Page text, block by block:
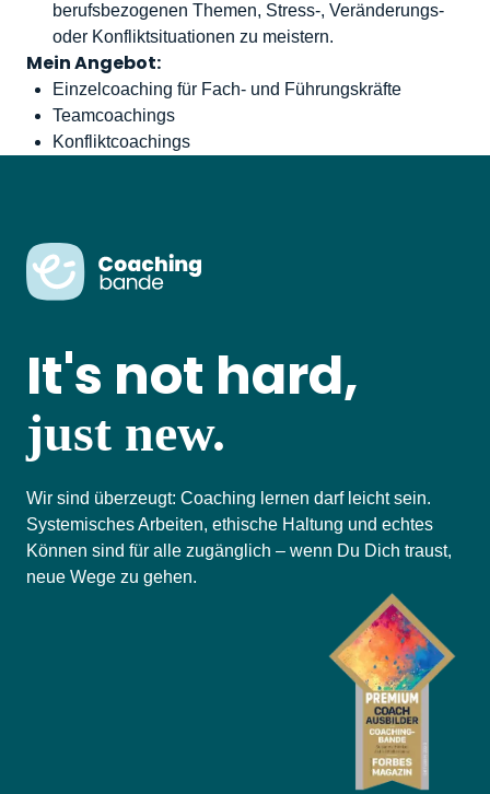
berufsbezogenen Themen, Stress-, Veränderungs-
oder Konfliktsituationen zu meistern.
Mein Angebot:
Einzelcoaching für Fach- und Führungskräfte
Teamcoachings
Konfliktcoachings
It's not hard,
just new.
Wir sind überzeugt: Coaching lernen darf leicht sein.
Systemisches Arbeiten, ethische Haltung und echtes
Können sind für alle zugänglich – wenn Du Dich traust,
neue Wege zu gehen.